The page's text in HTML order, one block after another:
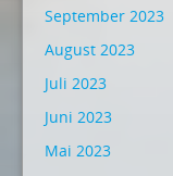
September 2023
August 2023
Juli 2023
Juni 2023
Mai 2023